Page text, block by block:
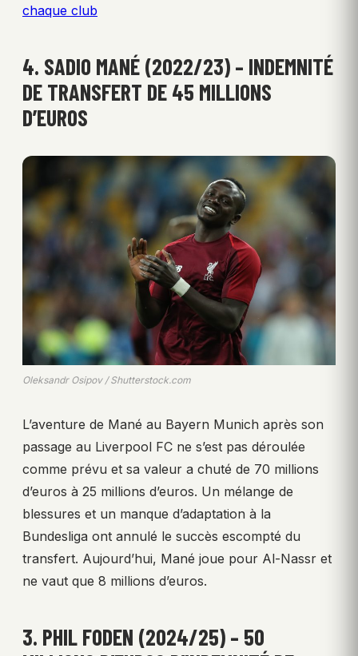
chaque club
4. SADIO MANÉ (2022/23) – INDEMNITÉ
DE TRANSFERT DE 45 MILLIONS
D’EUROS
Oleksandr Osipov / Shutterstock.com
L’aventure de Mané au Bayern Munich après son
passage au Liverpool FC ne s’est pas déroulée
comme prévu et sa valeur a chuté de 70 millions
d’euros à 25 millions d’euros. Un mélange de
blessures et un manque d’adaptation à la
Bundesliga ont annulé le succès escompté du
transfert. Aujourd’hui, Mané joue pour Al-Nassr et
ne vaut que 8 millions d’euros.
3. PHIL FODEN (2024/25) – 50